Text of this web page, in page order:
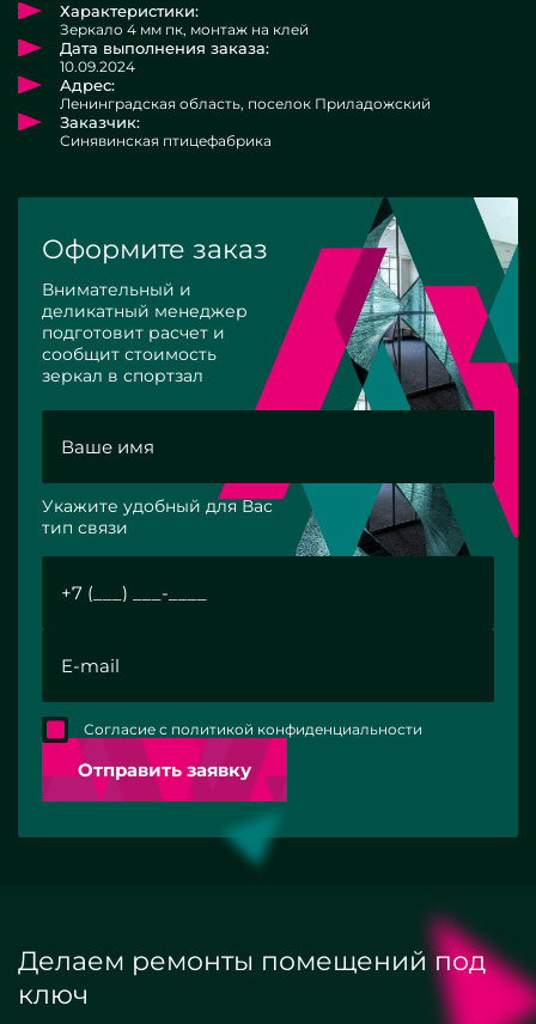
Характеристики:
Зеркало 4 мм пк, монтаж на клей
Дата выполнения заказа:
10.09.2024
Адрес:
Ленинградская область, поселок Приладожский
Заказчик:
Синявинская птицефабрика
Оформите заказ
Внимательный и
деликатный менеджер
подготовит расчет и
сообщит стоимость
зеркал в спортзал
Укажите удобный для Вас
тип связи
Отправить заявку
Согласие с политикой конфиденциальности
Делаем ремонты помещений под
ключ